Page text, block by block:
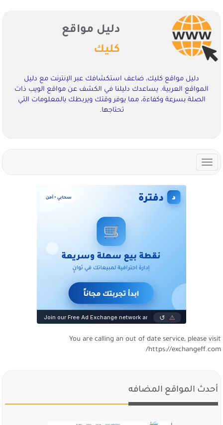
دليل مواقع
كليك
دليل مواقع كليك، ضاعف استكشافك عبر الإنترنت مع دليل
المواقع العربية. يساعدك دليلنا في الكشف عن مواقع الويب ذات
الصلة بسرعة وكفاءة، مما يوفر وقتك ويربطك بالمعلومات التي
تحتاجها.
Toggle
navigation
You are calling an out of date service, please visit
https://exchangeff.com/
أحدث المواقع المضافه